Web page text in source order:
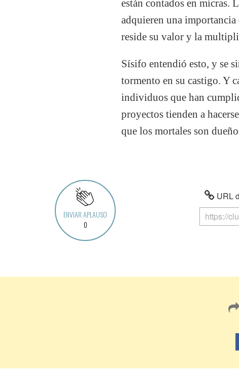
están contados en micras.
adquieren una importancia
reside su valor y la
Sísifo entendió esto, y se
tormento en su castigo. Y
individuos que han
proyectos tienden a
que los mortales son
ENVIAR APLAUSO
0
URL